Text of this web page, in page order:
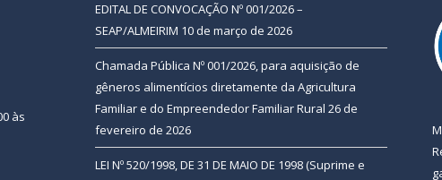
às
EDITAL DE CONVOCAÇÃO Nº 001/2026 –
SEAP/ALMEIRIM 10 de março de 2026
Chamada Pública Nº 001/2026, para aquisição de
gêneros alimentícios diretamente da Agricultura
Familiar e do Empreendedor Familiar Rural 26 de
fevereiro de 2026
LEI Nº 520/1998, DE 31 DE MAIO DE 1998 (Suprime e